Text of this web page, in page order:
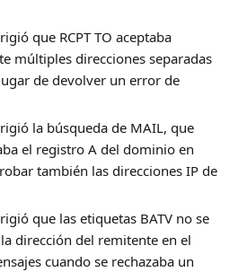
que RCPT TO aceptaba
múltiples direcciones separadas
de devolver un error de
la búsqueda de MAIL, que
el registro A del dominio en
también las direcciones IP de
que las etiquetas BATV no se
dirección del remitente en el
cuando se rechazaba un